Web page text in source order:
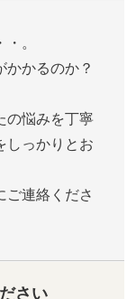
。
かかるのか？
の悩みを丁寧
しっかりとお
ご連絡くださ
さい